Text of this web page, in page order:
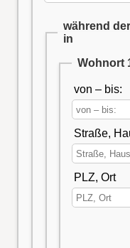
während
in
Wohnort
von – bis:
Straße,
PLZ, Ort